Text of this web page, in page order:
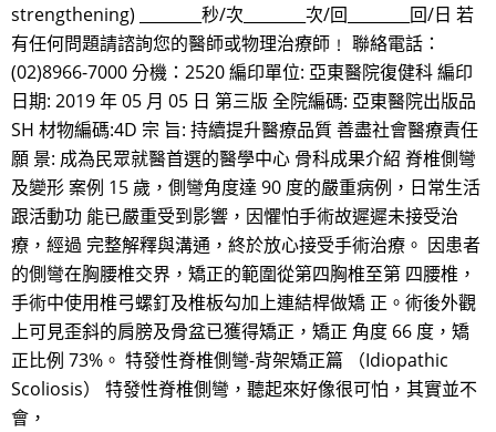
strengthening) ________秒/次________次/回________回/日 若
有任何問題請諮詢您的醫師或物理治療師﹗ 聯絡電話：
(02)8966-7000 分機：2520 編印單位: 亞東醫院復健科 編印
日期: 2019 年 05 月 05 日 第三版 全院編碼: 亞東醫院出版品
SH 材物編碼:4D 宗 旨: 持續提升醫療品質 善盡社會醫療責任
願 景: 成為民眾就醫首選的醫學中心 骨科成果介紹 脊椎側彎
及變形 案例 15 歲，側彎角度達 90 度的嚴重病例，日常生活
跟活動功 能已嚴重受到影響，因懼怕手術故遲遲未接受治
療，經過 完整解釋與溝通，終於放心接受手術治療。 因患者
的側彎在胸腰椎交界，矯正的範圍從第四胸椎至第 四腰椎，
手術中使用椎弓螺釘及椎板勾加上連結桿做矯 正。術後外觀
上可見歪斜的肩膀及骨盆已獲得矯正，矯正 角度 66 度，矯
正比例 73%。 特發性脊椎側彎-背架矯正篇 （Idiopathic
Scoliosis） 特發性脊椎側彎，聽起來好像很可怕，其實並不
會，